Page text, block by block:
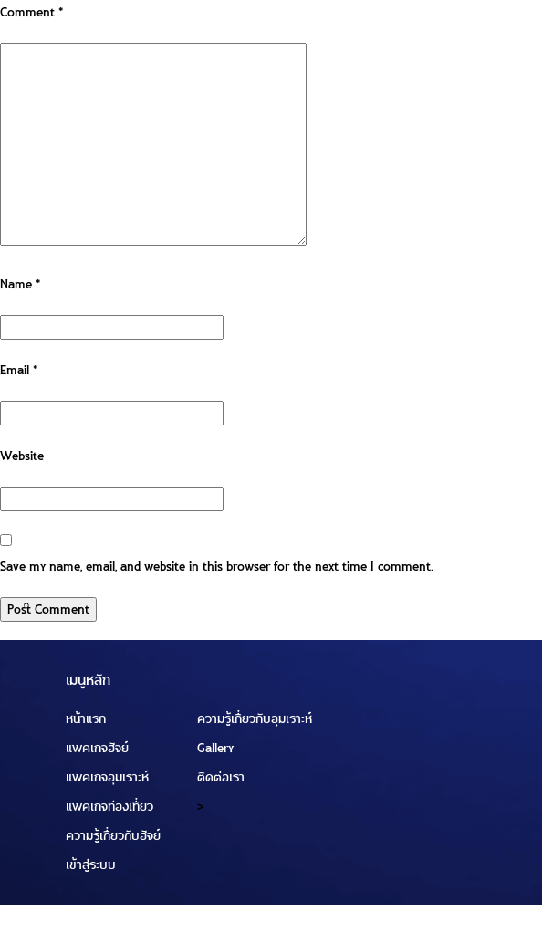
Comment*
Name*
Email*
Website
Save my name, email, and website in this browser for the next time I comment.
เมนูหลัก
หน้าแรก
แพคเกจฮัจย์
แพคเกจอุมเราะห์
แพคเกจท่องเที่ยว
ความรู้เกี่ยวกับฮัจย์
เข้าสู่ระบบ
ความรู้เกี่ยวกับอุมเราะห์
Gallery
ติดต่อเรา
>